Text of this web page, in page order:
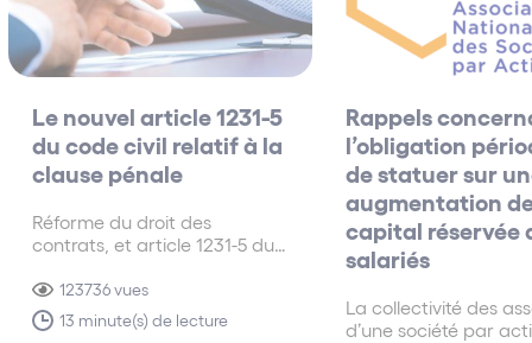
Le nouvel article 1231-5
du code civil relatif à la
clause pénale
Réforme du droit des
contrats, et article 1231-5 du
pénale123736 vues
13 minute(s) de lecture
Rappels
l’obligation
de statuer sur
augmentation
capital réservée
salariés
La collectivité des
d’une société par